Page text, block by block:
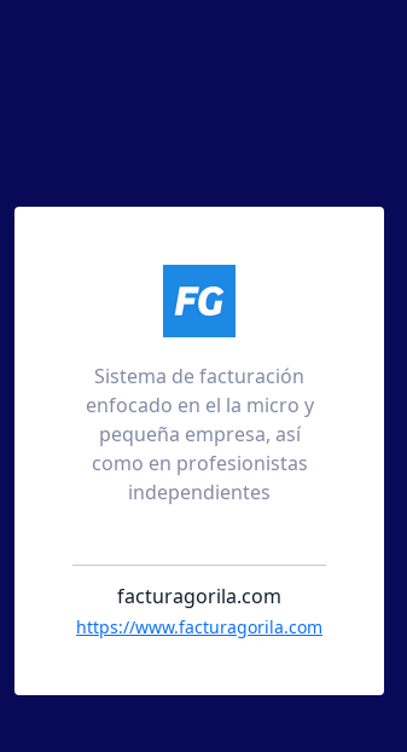
Administrador de
pendientes, reuniones,
expedientes de
trabajadores, clientes y
proveedores.
administradorpyme.com
https://www.administradorpyme.com